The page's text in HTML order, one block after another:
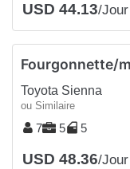
USD 44.13/Jour
Fourgonnette/
Toyota Sienna
ou Similaire
7 5 5
USD 48.36/Jour